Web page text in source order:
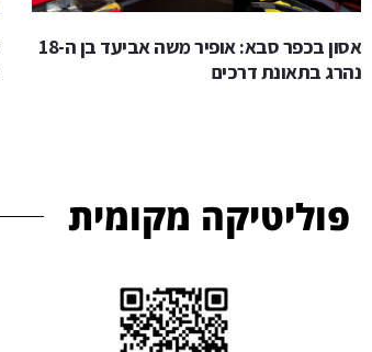
אסון בכפר סבא: אופיר משה אביעד בן ה-18
נהרג בתאונת דרכים
פוליטיקה מקומית